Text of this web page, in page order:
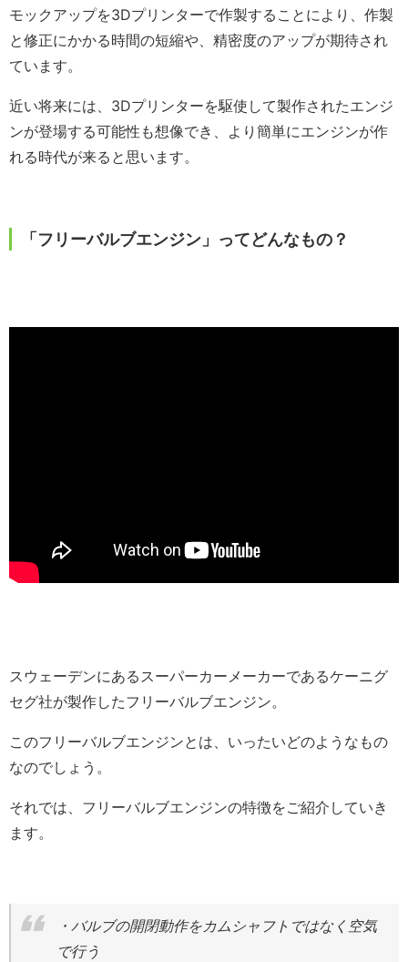
モックアップを3Dプリンターで作製することにより、作製
と修正にかかる時間の短縮や、精密度のアップが期待され
ています。
近い将来には、3Dプリンターを駆使して製作されたエンジ
ンが登場する可能性も想像でき、より簡単にエンジンが作
れる時代が来ると思います。
「フリーバルブエンジン」ってどんなもの？
スウェーデンにあるスーパーカーメーカーであるケーニグ
セグ社が製作したフリーバルブエンジン。
このフリーバルブエンジンとは、いったいどのようなもの
なのでしょう。
それでは、フリーバルブエンジンの特徴をご紹介していき
ます。
・バルブの開閉動作をカムシャフトではなく空気
で行う